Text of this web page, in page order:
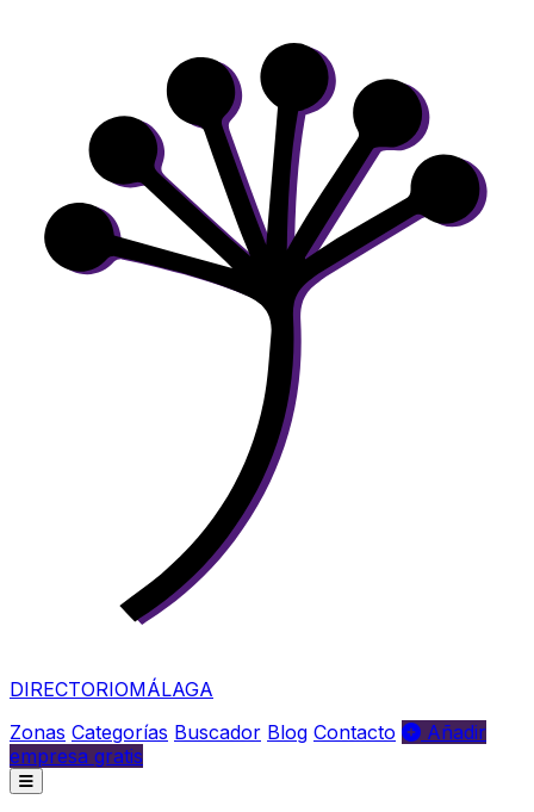
DIRECTORIOMÁLAGA
Zonas Categorías Buscador Blog Contacto
Añadir
empresa gratis